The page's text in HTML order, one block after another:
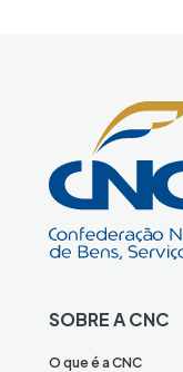
SOBRE A CNC
O que é a CNC